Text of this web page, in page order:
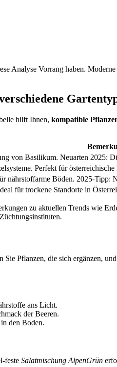
Analyse Vorrang haben.
hilft Ihnen, kompatible
von Basilikum. Neuarten 2025:
Perfekt für
nährstoffarme Böden. 2025-
für trockene Standorte in
zu aktuellen Trends wie
Pflanzen, die sich ergänzen,
ans Licht.
der Beeren.
den Boden.
feste Salatmischung AlpenGrün